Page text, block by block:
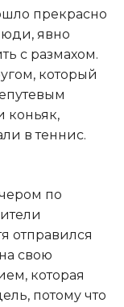
прекрасно
явно
с размахом.
который
коньяк,
в теннис.
по
отправился
свою
которая
потому что